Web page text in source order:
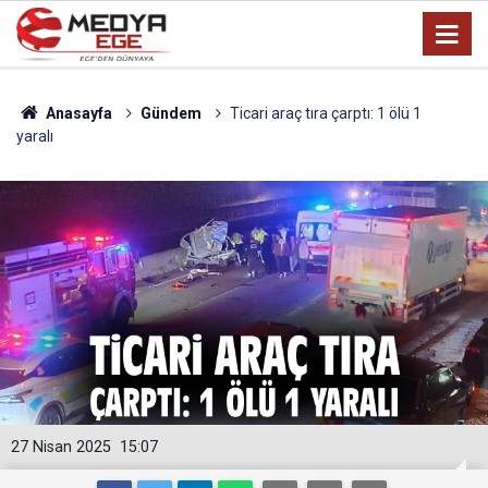
Anasayfa Gündem
Ticari araç tıra çarptı: 1 ölü 1
yaralı
15:07
27 Nisan 2025